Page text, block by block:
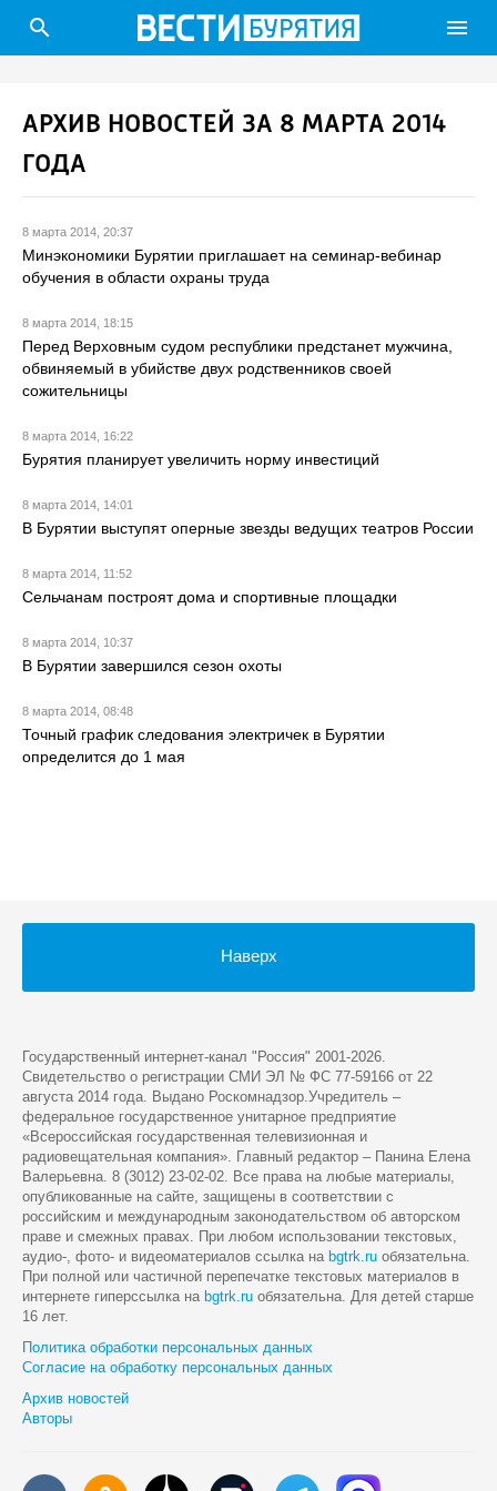
search menu
АРХИВ НОВОСТЕЙ ЗА 8 МАРТА 2014
ГОДА
8 марта 2014, 20:37
Минэкономики Бурятии приглашает на семинар-вебинар
обучения в области охраны труда
8 марта 2014, 18:15
Перед Верховным судом республики предстанет мужчина,
обвиняемый в убийстве двух родственников своей
сожительницы
8 марта 2014, 16:22
Бурятия планирует увеличить норму инвестиций
8 марта 2014, 14:01
В Бурятии выступят оперные звезды ведущих театров России
8 марта 2014, 11:52
Сельчанам построят дома и спортивные площадки
8 марта 2014, 10:37
В Бурятии завершился сезон охоты
8 марта 2014, 08:48
Точный график следования электричек в Бурятии
определится до 1 мая
Наверх
Государственный интернет-канал "Россия" 2001-2026.
Cвидетельство о регистрации СМИ ЭЛ № ФС 77-59166 от 22
августа 2014 года. Выдано Роскомнадзор.Учредитель –
федеральное государственное унитарное предприятие
«Всероссийская государственная телевизионная и
радиовещательная компания». Главный редактор – Панина Елена
Валерьевна. 8 (3012) 23-02-02. Все права на любые материалы,
опубликованные на сайте, защищены в соответствии с
российским и международным законодательством об авторском
праве и смежных правах. При любом использовании текстовых,
аудио-, фото- и видеоматериалов ссылка на bgtrk.ru обязательна.
При полной или частичной перепечатке текстовых материалов в
интернете гиперссылка на bgtrk.ru обязательна. Для детей старше
16 лет.
Политика обработки персональных данных
Согласие на обработку персональных данных
Архив новостей
Авторы